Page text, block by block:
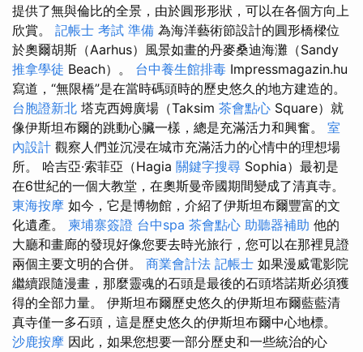
提供了無與倫比的全景，由於圓形形狀，可以在各個方向上
欣賞。 記帳士 考試 準備 為海洋藝術節設計的圓形橋樑位
於奧爾胡斯（Aarhus）風景如畫的丹麥桑迪海灘（Sandy
推拿學徒 Beach）。 台中養生館排毒 Impressmagazin.hu
寫道，“無限橋”是在當時碼頭時的歷史悠久的地方建造的。
台胞證新北 塔克西姆廣場（Taksim 茶會點心 Square）就
像伊斯坦布爾的跳動心臟一樣，總是充滿活力和興奮。 室
內設計 觀察人們並沉浸在城市充滿活力的心情中的理想場
所。 哈吉亞·索菲亞（Hagia 關鍵字搜尋 Sophia）最初是
在6世紀的一個大教堂，在奧斯曼帝國期間變成了清真寺。
東海按摩 如今，它是博物館，介紹了伊斯坦布爾豐富的文
化遺產。 柬埔寨簽證 台中spa 茶會點心 助聽器補助 他的
大廳和畫廊的發現好像您要去時光旅行，您可以在那裡見證
兩個主要文明的合併。 商業會計法 記帳士 如果漫威電影院
繼續跟隨漫畫，那麼靈魂的石頭是最後的石頭塔諾斯必須獲
得的全部力量。 伊斯坦布爾歷史悠久的伊斯坦布爾藍藍清
真寺僅一多石頭，這是歷史悠久的伊斯坦布爾中心地標。
沙鹿按摩 因此，如果您想要一部分歷史和一些統治的心